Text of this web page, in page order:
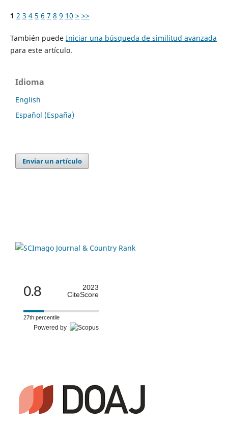
1 2 3 4 5 6 7 8 9 10 > >>
También puede Iniciar una búsqueda de similitud avanzada
para este artículo.
Idioma
English
Español (España)
Enviar un artículo
0.8
2023
CiteScore
27th percentile
Powered by